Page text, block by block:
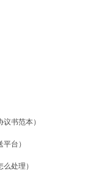
书范本）
台）
处理）